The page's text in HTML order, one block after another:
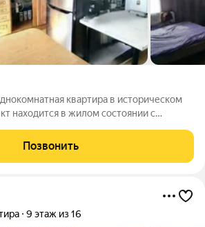
квартира в историческом
находится в жилом состоянии с
заселиться сразу после сделки.
Позвонить
9 этаж из 16